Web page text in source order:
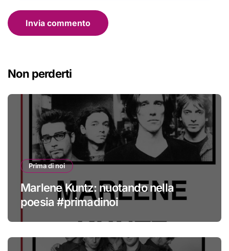
Non perderti
Prima di noi
Marlene Kuntz: nuotando nella
poesia #primadinoi